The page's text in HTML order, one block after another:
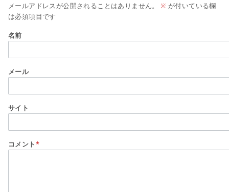
メールアドレスが公開されることはありません。 ※ が付いている欄
は必須項目です
名前
メール
サイト
コメント*